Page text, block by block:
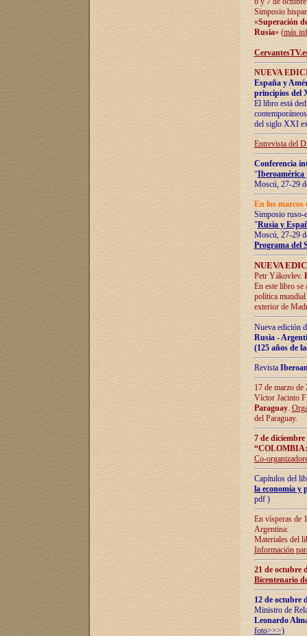
Simposio
«Superación
Rusia» (más
NUEVA
España y
principios del
El libro está
del siglo XXI
Entrevista del
Conferencia
“Iberoamérica
Moscú, 27-29
En los marcos
Simposio ruso-
"Rusia y
Moscú, 27-29
Programa del
NUEVA
Petr Yákovlev.
En este libro se
política mundial
exterior de
Nueva edición
Rusia -
(125 años de
Revista
17 de marzo
Víctor Jacinto
Paraguay.
del Paraguay.
7 de
Co-
Capítulos del
la economía y
pdf )
En vísperas de
Argentina:
Materiales del
Información
21 de octubre
Bicentenario
12 de octubre
Ministro de
Leonardo
foto>>>)